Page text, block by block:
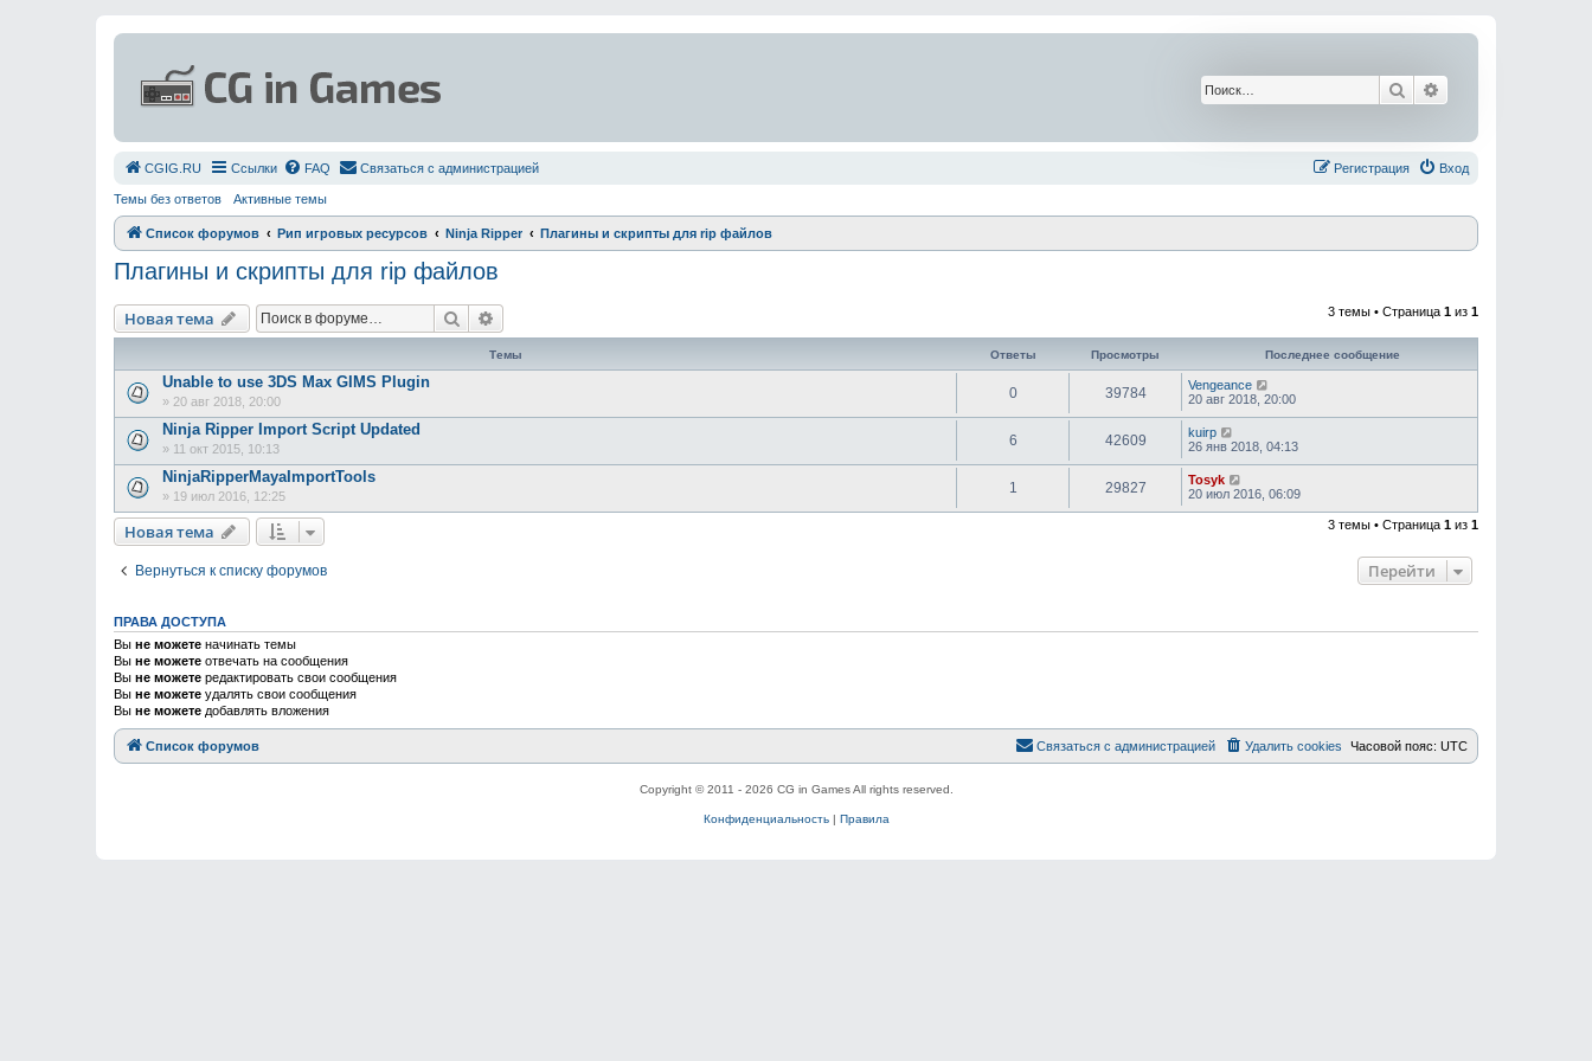
Поиск
СGIG.RU Ссылки FAQ Связаться с администрацией Вход
Регистрация
Темы без ответов Активные темы
Список форумов Рип игровых ресурсов Ninja Ripper Плагины и скрипты для rip файлов
Плагины и скрипты для rip файлов
Новая тема Поиск 3 темы • Страница 1 из 1
Темы Ответы Просмотры Последнее сообщение
Unable to use 3DS Max GIMS Plugin
» 20 авг 2018, 20:00
0 39784
Vengeance
20 авг 2018, 20:00
Ninja Ripper Import Script Updated
» 11 окт 2015, 10:13
6 42609
kuirp
26 янв 2018, 04:13
NinjaRipperMayaImportTools
» 19 июл 2016, 12:25
1 29827
Tosyk
20 июл 2016, 06:09
Новая тема 3 темы • Страница 1 из 1
Вернуться к списку форумов Перейти
ПРАВА ДОСТУПА
Вы не можете начинать темы
Вы не можете отвечать на сообщения
Вы не можете редактировать свои сообщения
Вы не можете удалять свои сообщения
Вы не можете добавлять вложения
Список форумов Часовой пояс: UTC
Удалить cookies
Связаться с администрацией
Copyright © 2011 - 2026 CG in Games All rights reserved.
Конфиденциальность| Правила